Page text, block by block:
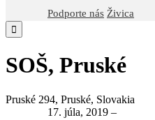
Podporte nás Živica

SOŠ, Pruské
Pruské 294, Pruské, Slovakia
17. júla, 2019 –